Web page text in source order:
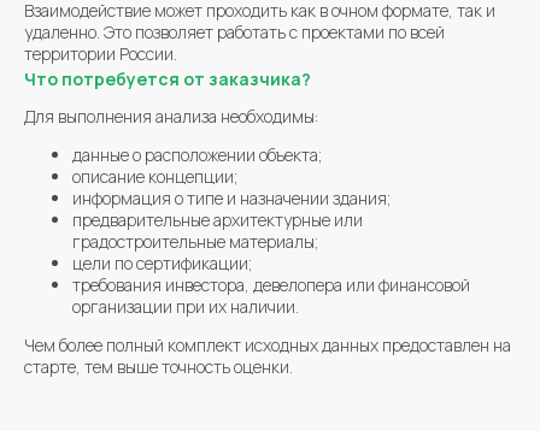
Взаимодействие может проходить как в очном формате, так и
удаленно. Это позволяет работать с проектами по всей
территории России.
Что потребуется от заказчика?
Для выполнения анализа необходимы:
данные о расположении объекта;
описание концепции;
информация о типе и назначении здания;
предварительные архитектурные или
градостроительные материалы;
цели по сертификации;
требования инвестора, девелопера или финансовой
организации при их наличии.
Чем более полный комплект исходных данных предоставлен на
старте, тем выше точность оценки.